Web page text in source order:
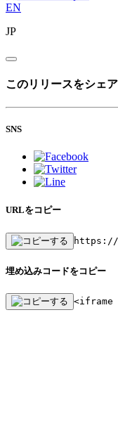
EN
JP
このリリースをシェア
SNS
URLをコピー
https://
埋め込みコードをコピー
<iframe